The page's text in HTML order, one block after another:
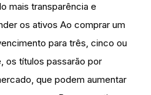
mais transparência e
os ativos Ao comprar um
para três, cinco ou
os títulos passarão por
que podem aumentar